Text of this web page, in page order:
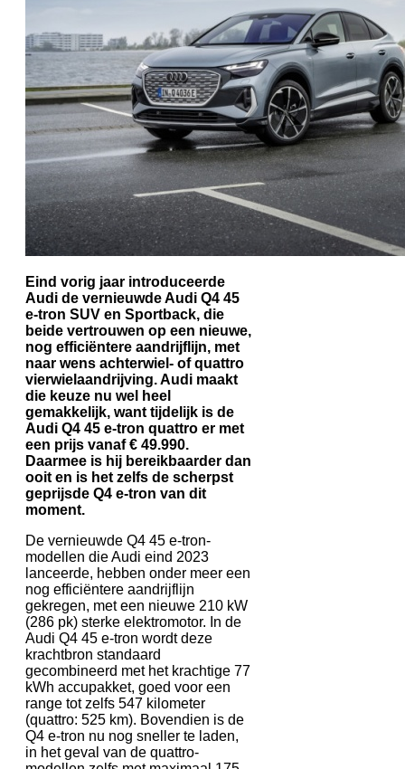
Eind vorig jaar introduceerde
Audi de vernieuwde Audi Q4 45
e-tron SUV en Sportback, die
beide vertrouwen op een nieuwe,
nog efficiëntere aandrijflijn, met
naar wens achterwiel- of quattro
vierwielaandrijving. Audi maakt
die keuze nu wel heel
gemakkelijk, want tijdelijk is de
Audi Q4 45 e-tron quattro er met
een prijs vanaf € 49.990.
Daarmee is hij bereikbaarder dan
ooit en is het zelfs de scherpst
geprijsde Q4 e-tron van dit
moment.
De vernieuwde Q4 45 e-tron-
modellen die Audi eind 2023
lanceerde, hebben onder meer een
nog efficiëntere aandrijflijn
gekregen, met een nieuwe 210 kW
(286 pk) sterke elektromotor. In de
Audi Q4 45 e-tron wordt deze
krachtbron standaard
gecombineerd met het krachtige 77
kWh accupakket, goed voor een
range tot zelfs 547 kilometer
(quattro: 525 km). Bovendien is de
Q4 e-tron nu nog sneller te laden,
in het geval van de quattro-